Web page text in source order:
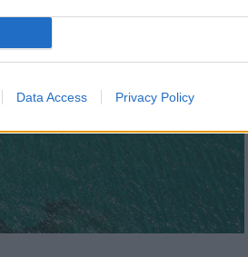
Data Access Privacy Policy